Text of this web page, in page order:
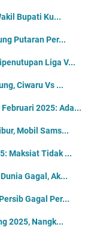
Bupati Ku...
Putaran Per...
Liga V...
Ciwaru Vs ...
2025: Ada...
Mobil Sams...
Maksiat Tidak ...
Gagal, Ak...
Gagal Per...
2025, Nangk...